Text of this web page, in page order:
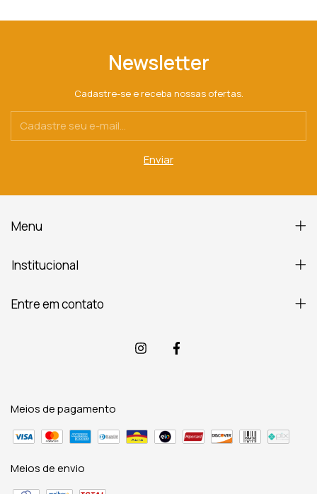
Newsletter
Cadastre-se e receba nossas ofertas.
Menu
Institucional
Entre em contato
Meios de pagamento
Meios de envio